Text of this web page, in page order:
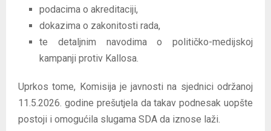
podacima o akreditaciji,
dokazima o zakonitosti rada,
te detaljnim navodima o političko-medijskoj
kampanji protiv Kallosa.
Uprkos tome, Komisija je javnosti na sjednici održanoj
11.5.2026. godine prešutjela da takav podnesak uopšte
postoji i omogućila slugama SDA da iznose laži.